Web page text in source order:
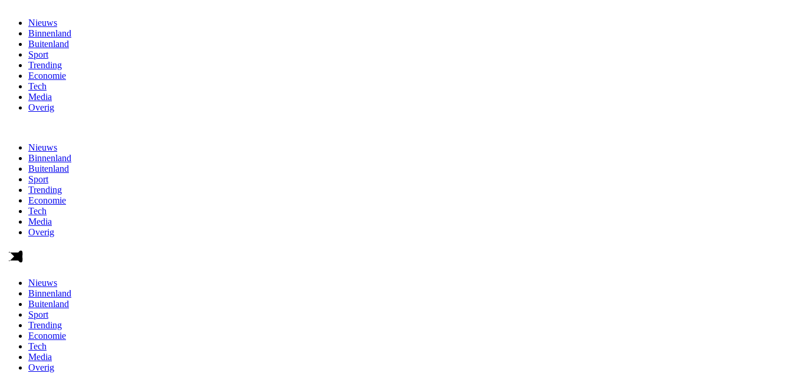
Nieuws
Binnenland
Buitenland
Sport
Trending
Economie
Tech
Media
Overig
Nieuws
Binnenland
Buitenland
Sport
Trending
Economie
Tech
Media
Overig
Nieuws
Binnenland
Buitenland
Sport
Trending
Economie
Tech
Media
Overig